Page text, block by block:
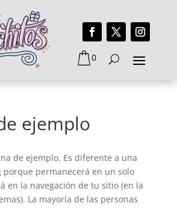
0
ejemplo
de ejemplo. Es diferente a una
permanecerá en un solo
en la navegación de tu sitio (en la
La mayoría de las personas